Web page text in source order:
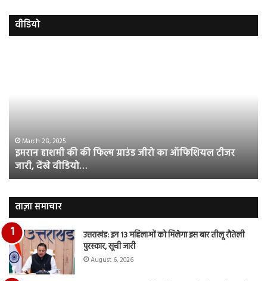
वीडियो
का
ऑफिशियल
टीजर
जारी,
वीडियो…
March 28, 2025
इमरान हाशमी की की फिल्म ग्राउंड जीरो का ऑफिशियल टीजर
जारी, देंखे वीडियो…
ताज़ा समाचार
उत्तराखंड: इन 13 महिलाओं को मिलेगा इस बार तीलू रौतेली
पुरस्कार, सूची जारी
August 6, 2026